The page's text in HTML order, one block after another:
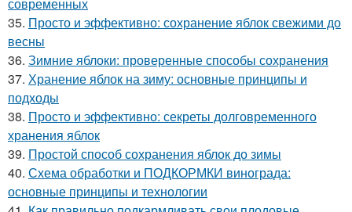
35. Просто и эффективно: сохранение яблок свежими до
весны
36. Зимние яблоки: проверенные способы сохранения
37. Хранение яблок на зиму: основные принципы и
подходы
38. Просто и эффективно: секреты долговременного
хранения яблок
39. Простой способ сохранения яблок до зимы
40. Схема обработки и ПОДКОРМКИ винограда:
основные принципы и технологии